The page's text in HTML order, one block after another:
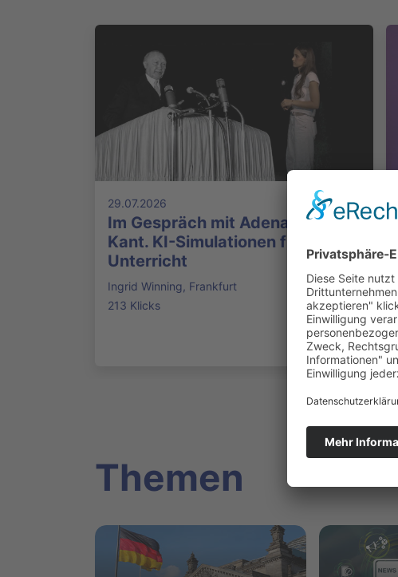
29.07.2026
Im Gespräch mit Adenauer und
Kant. KI-Simulationen für den
Unterricht
Ingrid Winning, Frankfurt
213 Klicks
Themen